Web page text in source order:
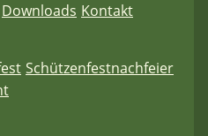
Downloads Kontakt
Schützenfestnachfeier